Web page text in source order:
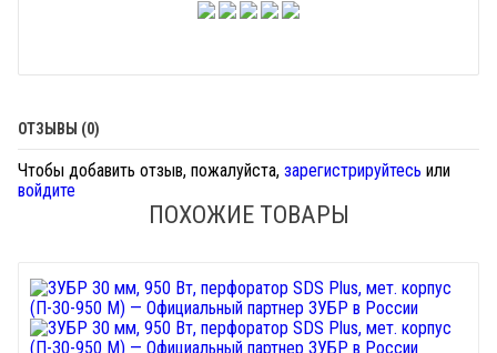
ОТЗЫВЫ (0)
Чтобы добавить отзыв, пожалуйста, зарегистрируйтесь или
войдите
ПОХОЖИЕ ТОВАРЫ